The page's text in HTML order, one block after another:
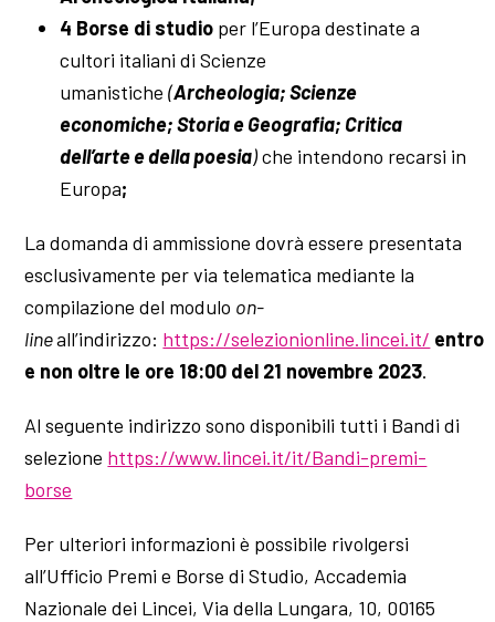
4 Borse di studio per l’Europa destinate a
cultori italiani di Scienze
umanistiche(Archeologia; Scienze
economiche; Storia e Geografia; Critica
dell’arte e della poesia)che intendono recarsi in
Europa;
La domanda di ammissione dovrà essere presentata
esclusivamente per via telematica mediante la
compilazione del modulo on-
lineall’indirizzo: https://selezionionline.lincei.it/ entro
e non oltre le ore 18:00 del 21 novembre 2023.
Al seguente indirizzo sono disponibili tutti i Bandi di
selezione https://www.lincei.it/it/Bandi-premi-
borse
Per ulteriori informazioni è possibile rivolgersi
all’Ufficio Premi e Borse di Studio, Accademia
Nazionale dei Lincei, Via della Lungara, 10, 00165